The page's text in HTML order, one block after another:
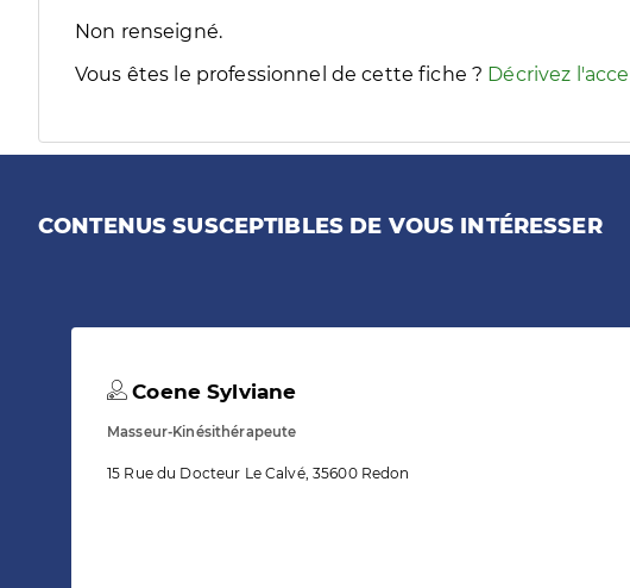
Filtres
Sélectionnez un ou plusieurs handicaps/besoins spécifiques pour
Non renseigné.
Vous êtes le professionnel de cette fiche ? Décrivez
CONTENUS SUSCEPTIBLES DE VOUS INTÉRESSER
Coene Sylviane
Masseur-Kinésithérapeute
15 Rue du Docteur Le Calvé, 35600 Redon